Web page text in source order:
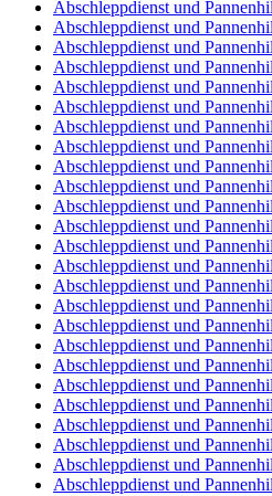
Abschleppdienst und
Abschleppdienst und
Abschleppdienst und
Abschleppdienst und
Abschleppdienst und
Abschleppdienst und
Abschleppdienst und
Abschleppdienst und
Abschleppdienst und
Abschleppdienst und
Abschleppdienst und
Abschleppdienst und
Abschleppdienst und
Abschleppdienst und
Abschleppdienst und
Abschleppdienst und
Abschleppdienst und
Abschleppdienst und
Abschleppdienst und
Abschleppdienst und
Abschleppdienst und
Abschleppdienst und
Abschleppdienst und
Abschleppdienst und
Abschleppdienst und